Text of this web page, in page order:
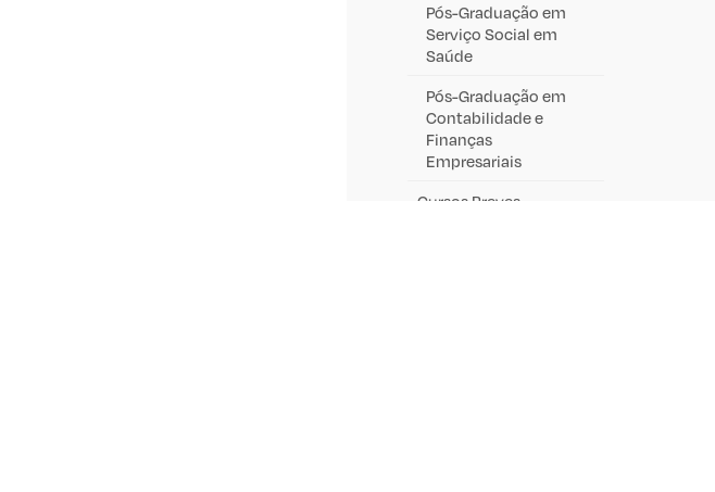
Pós-Graduação em
Serviço Social em
Saúde
Pós-Graduação em
Contabilidade e
Finanças
Empresariais
Cursos Breves